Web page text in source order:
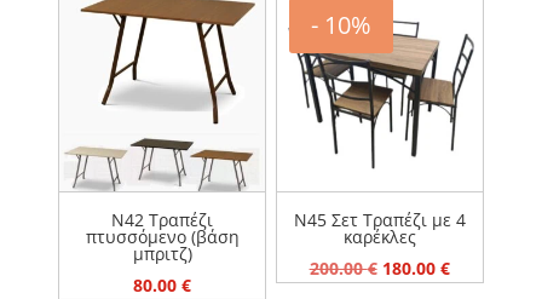
Ν42 Τραπέζι
πτυσσόμενο (βάση
μπριτζ)
80.00€
- 10%
Ν45 Σετ Τραπέζι με 4
καρέκλες
200.00€ Original
180.00 €Η